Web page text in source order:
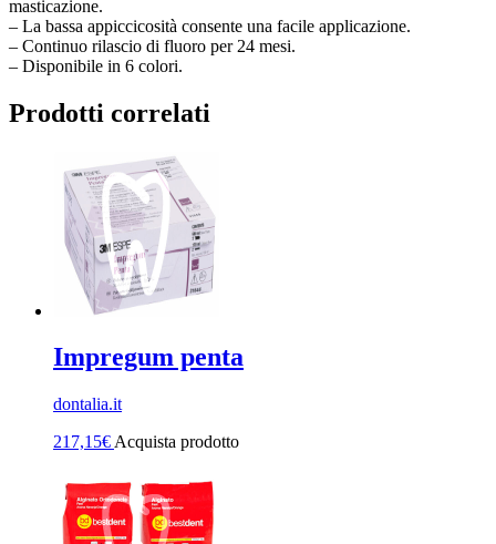
masticazione.
– La bassa appiccicosità consente una facile applicazione.
– Continuo rilascio di fluoro per 24 mesi.
– Disponibile in 6 colori.
Prodotti correlati
Impregum penta
dontalia.it
217,15€ Acquista prodotto